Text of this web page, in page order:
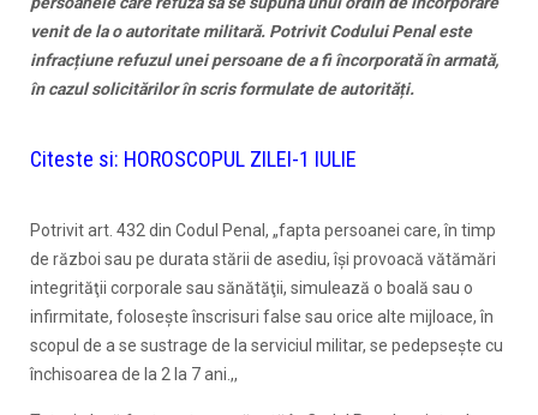
venit de la o autoritate militară. Potrivit Codului Penal este
infracțiune refuzul unei persoane de a fi încorporată în armată,
în cazul solicitărilor în scris formulate de autorități.
Citeste si: HOROSCOPUL ZILEI-1 IULIE
Potrivit art. 432 din Codul Penal, „fapta persoanei care, în timp
de război sau pe durata stării de asediu, îşi provoacă vătămări
integrităţii corporale sau sănătăţii, simulează o boală sau o
infirmitate, foloseşte înscrisuri false sau orice alte mijloace, în
scopul de a se sustrage de la serviciul militar, se pedepseşte cu
închisoarea de la 2 la 7 ani.,,